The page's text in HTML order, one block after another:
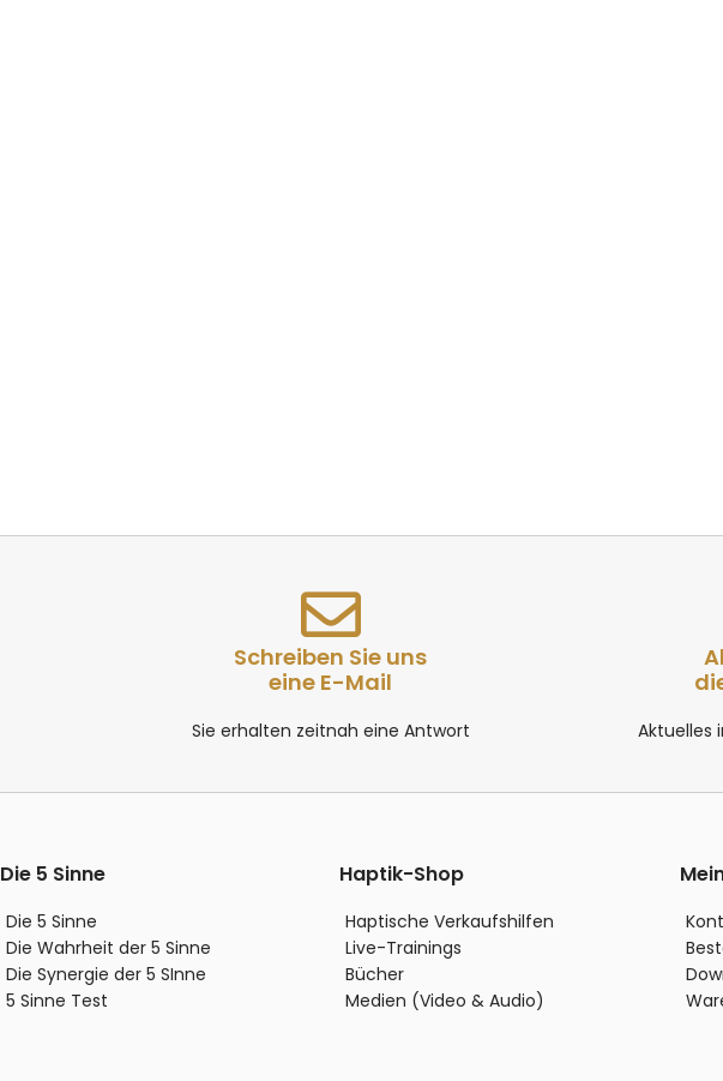
Schreiben Sie uns
eine E-Mail
Sie erhalten zeitnah eine Antwort Aktuelles
Die 5 Sinne
Die 5 Sinne
Die Wahrheit der 5 Sinne
Die Synergie der 5 SInne
5 Sinne Test
Haptik-Shop
Haptische Verkaufshilfen
Live-Trainings
Bücher
Medien (Video & Audio)